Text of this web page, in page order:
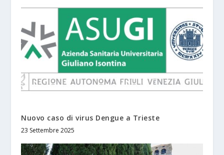
Nuovo caso di virus Dengue a Trieste
23 Settembre 2025